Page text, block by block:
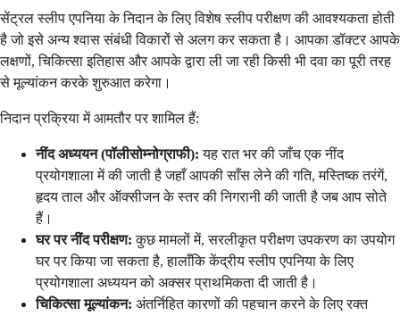
सेंट्रल स्लीप एपनिया के निदान के लिए विशेष स्लीप परीक्षण की आवश्यकता होती
है जो इसे अन्य श्वास संबंधी विकारों से अलग कर सकता है। आपका डॉक्टर आपके
लक्षणों, चिकित्सा इतिहास और आपके द्वारा ली जा रही किसी भी दवा का पूरी तरह
से मूल्यांकन करके शुरुआत करेगा।
निदान प्रक्रिया में आमतौर पर शामिल हैं:
नींद अध्ययन (पॉलीसोम्नोग्राफी): यह रात भर की जाँच एक नींद
प्रयोगशाला में की जाती है जहाँ आपकी साँस लेने की गति, मस्तिष्क तरंगें,
हृदय ताल और ऑक्सीजन के स्तर की निगरानी की जाती है जब आप सोते
हैं।
घर पर नींद परीक्षण: कुछ मामलों में, सरलीकृत परीक्षण उपकरण का उपयोग
घर पर किया जा सकता है, हालाँकि केंद्रीय स्लीप एपनिया के लिए
प्रयोगशाला अध्ययन को अक्सर प्राथमिकता दी जाती है।
चिकित्सा मूल्यांकन: अंतर्निहित कारणों की पहचान करने के लिए रक्त